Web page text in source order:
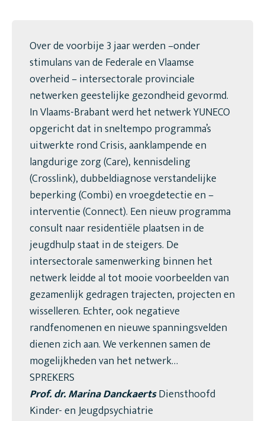
Over de voorbije 3 jaar werden –onder
stimulans van de Federale en Vlaamse
overheid – intersectorale provinciale
netwerken geestelijke gezondheid gevormd.
In Vlaams-Brabant werd het netwerk YUNECO
opgericht dat in sneltempo programma’s
uitwerkte rond Crisis, aanklampende en
langdurige zorg (Care), kennisdeling
(Crosslink), dubbeldiagnose verstandelijke
beperking (Combi) en vroegdetectie en –
interventie (Connect). Een nieuw programma
consult naar residentiële plaatsen in de
jeugdhulp staat in de steigers. De
intersectorale samenwerking binnen het
netwerk leidde al tot mooie voorbeelden van
gezamenlijk gedragen trajecten, projecten en
wisselleren. Echter, ook negatieve
randfenomenen en nieuwe spanningsvelden
dienen zich aan. We verkennen samen de
mogelijkheden van het netwerk…
SPREKERS
Prof. dr. Marina DanckaertsDiensthoofd
Kinder- en Jeugdpsychiatrie